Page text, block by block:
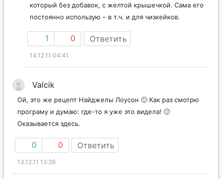
который без добавок, с желтой крышечкой. Сама его
постоянно использую – в т.ч. и для чизкейков.
1 0 Ответить
14.12.11 04:41
Valcik
Ой, это же рецепт Найджелы Лоусон 🙂 Как раз смотрю
програму и думаю: где-то я уже это видела! 🙂
Оказывается здесь.
0 0 Ответить
13.12.11 13:26